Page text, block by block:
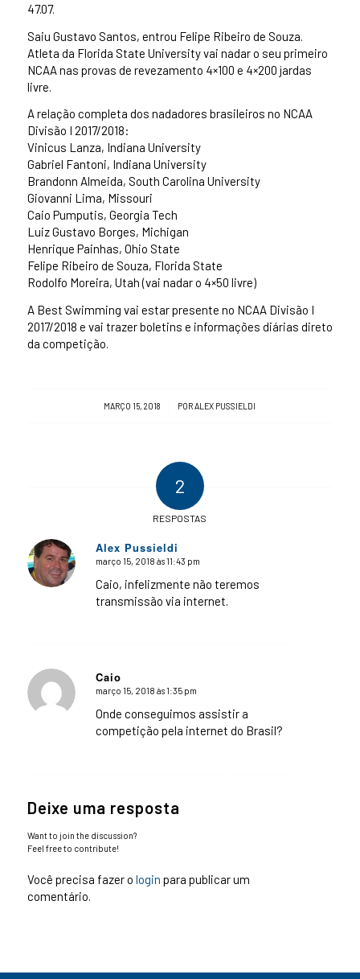
47.07.
Saiu Gustavo Santos, entrou Felipe Ribeiro de Souza.
Atleta da Florida State University vai nadar o seu primeiro
NCAA nas provas de revezamento 4×100 e 4×200 jardas
livre.
A relação completa dos nadadores brasileiros no NCAA
Divisão I 2017/2018:
Vinicus Lanza, Indiana University
Gabriel Fantoni, Indiana University
Brandonn Almeida, South Carolina University
Giovanni Lima, Missouri
Caio Pumputis, Georgia Tech
Luiz Gustavo Borges, Michigan
Henrique Painhas, Ohio State
Felipe Ribeiro de Souza, Florida State
Rodolfo Moreira, Utah (vai nadar o 4×50 livre)
A Best Swimming vai estar presente no NCAA Divisão I
2017/2018 e vai trazer boletins e informações diárias direto
da competição.
MARÇO 15, 2018
/ PORALEX PUSSIELDI
2
RESPOSTAS
Alex Pussieldi
says:
março 15, 2018 às 11:43 pm
Caio, infelizmente não teremos
transmissão via internet.
Caio
says:
março 15, 2018 às 1:35 pm
Onde conseguimos assistir a
competição pela internet do Brasil?
Deixe uma resposta
Want to join the discussion?
Feel free to contribute!
Você precisa fazer o login para publicar um
comentário.